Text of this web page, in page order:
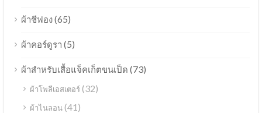
ผ้าชีฟอง(65)
ผ้าคอร์ดูรา (5)
ผ้าสำหรับเสื้อแจ็คเก็ตขนเป็ด (73)
ผ้าโพลีเอสเตอร์(32)
ผ้าไนลอน(41)